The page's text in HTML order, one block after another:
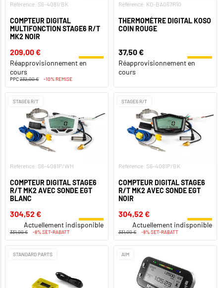
Référence: S6-4081/BK
COMPTEUR DIGITAL
MULTIFONCTION STAGE6 R/T
MK2 NOIR
209,00 €
Réapprovisionnement en
cours
PPC232,00 € -10% REMISE
Référence: KO-BA067R10
THERMOMÈTRE DIGITAL KOSO
COIN ROUGE
37,50 €
Réapprovisionnement en
cours
STAGE6 R/T
Référence: S6-4081P/WH
COMPTEUR DIGITAL STAGE6
R/T MK2 AVEC SONDE EGT
BLANC
304,52 €
Actuellement indisponible
331,00 € -8% SET-RABATT
STAGE6 R/T
Référence: S6-4081P/BK
COMPTEUR DIGITAL STAGE6
R/T MK2 AVEC SONDE EGT
NOIR
304,52 €
Actuellement indisponible
331,00 € -8% SET-RABATT
STANDARD PARTS AIM